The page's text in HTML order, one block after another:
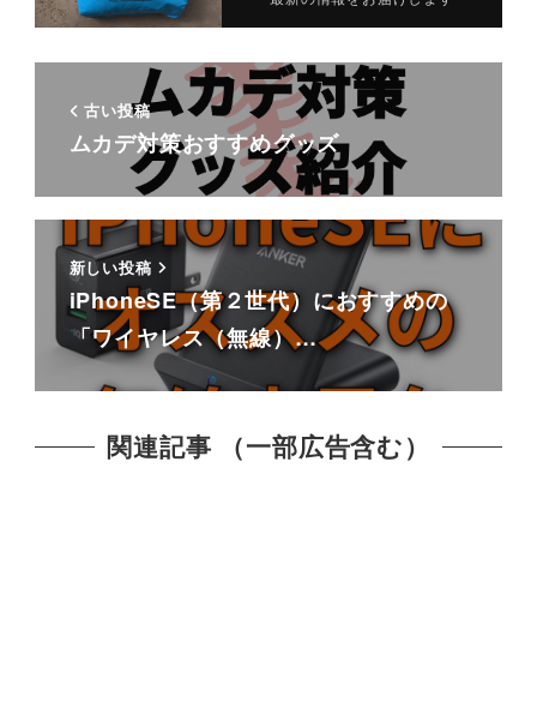
古い投稿
ムカデ対策おすすめグッズ
新しい投稿
iPhoneSE（第２世代）におすすめの
「ワイヤレス（無線）…
関連記事 （一部広告含む）